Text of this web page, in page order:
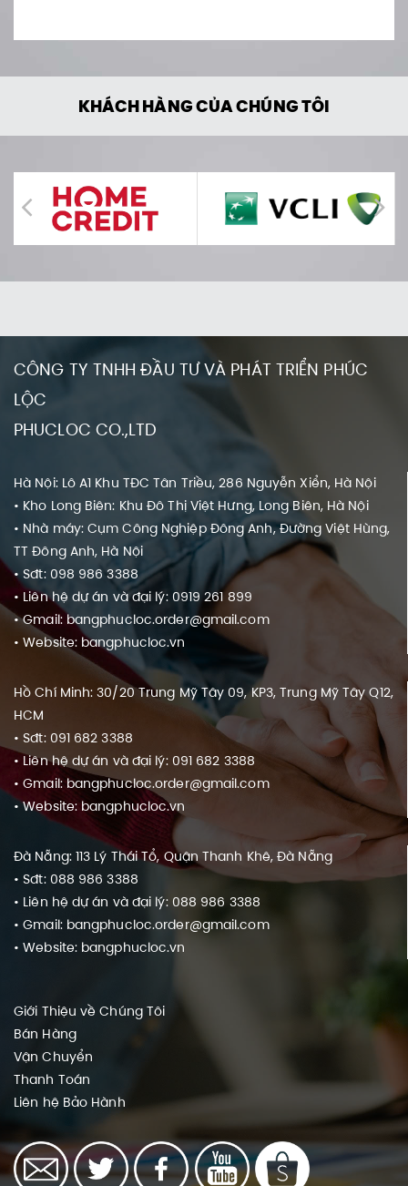
KHÁCH HÀNG CỦA CHÚNG TÔI
CÔNG TY TNHH ĐẦU TƯ VÀ PHÁT TRIỂN PHÚC
LỘC
PHUCLOC CO.,LTD
Hà Nội: Lô A1 Khu TĐC Tân Triều, 286 Nguyễn Xiển, Hà Nội
• Kho Long Biên: Khu Đô Thị Việt Hưng, Long Biên, Hà Nội
• Nhà máy: Cụm Công Nghiệp Đông Anh, Đường Việt Hùng,
TT Đông Anh, Hà Nội
• Sđt: 098 986 3388
• Liên hệ dự án và đại lý: 0919 261 899
• Gmail: bangphucloc.order@gmail.com
• Website: bangphucloc.vn
Hồ Chí Minh: 30/20 Trung Mỹ Tây 09, KP3, Trung Mỹ Tây Q12,
HCM
• Sđt: 091 682 3388
• Liên hệ dự án và đại lý: 091 682 3388
• Gmail: bangphucloc.order@gmail.com
• Website: bangphucloc.vn
Đà Nẵng: 113 Lý Thái Tổ, Quận Thanh Khê, Đà Nẵng
• Sđt: 088 986 3388
• Liên hệ dự án và đại lý: 088 986 3388
• Gmail: bangphucloc.order@gmail.com
• Website: bangphucloc.vn
Giới Thiệu về Chúng Tôi
Bán Hàng
Vận Chuyển
Thanh Toán
Liên hệ Bảo Hành